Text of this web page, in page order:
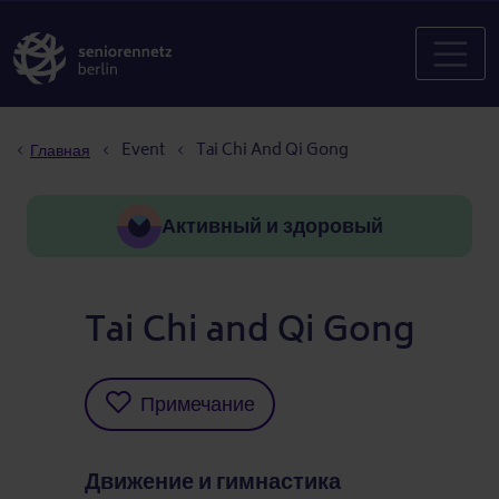
Главная Event Tai Chi And Qi Gong
Активный и здоровый
Tai Chi and Qi Gong
Примечание
Движение и гимнастика